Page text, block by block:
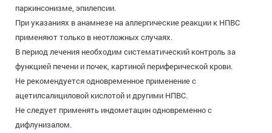
паркинсонизме, эпилепсии.
При указаниях в анамнезе на аллергические реакции к НПВС
применяют только в неотложных случаях.
В период лечения необходим систематический контроль за
функцией печени и почек, картиной периферической крови.
Не рекомендуется одновременное применение с
ацетилсалициловой кислотой и другими НПВС.
Не следует применять индометацин одновременно с
дифлунизалом.